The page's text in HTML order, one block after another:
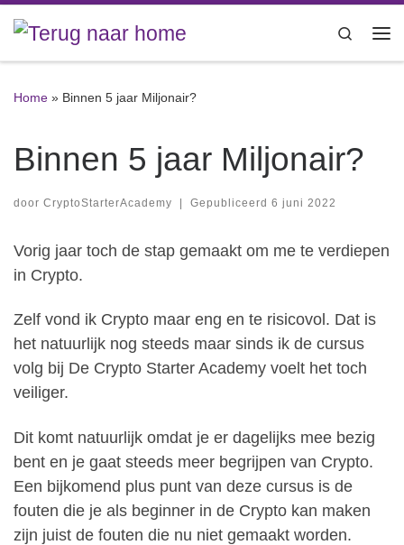
Ga naar inhoud
Search
Home » Binnen 5 jaar Miljonair?
Binnen 5 jaar Miljonair?
door CryptoStarterAcademy | Gepubliceerd 6 juni 2022
Vorig jaar toch de stap gemaakt om me te verdiepen
in Crypto.
Zelf vond ik Crypto maar eng en te risicovol. Dat is
het natuurlijk nog steeds maar sinds ik de cursus
volg bij De Crypto Starter Academy voelt het toch
veiliger.
Dit komt natuurlijk omdat je er dagelijks mee bezig
bent en je gaat steeds meer begrijpen van Crypto.
Een bijkomend plus punt van deze cursus is de
fouten die je als beginner in de Crypto kan maken
zijn juist de fouten die nu niet gemaakt worden.